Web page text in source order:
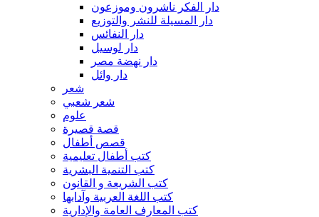
دار الفكر ناشرون وموزعون
دار المسيلة للنشر والتوزيع
دار النفائس
دار لوسيل
دار نهضة مصر
دار وائل
شعر
شعر شعبي
علوم
قصة قصيرة
قصص أطفال
كتب أطفال تعليمية
كتب التنمية البشرية
كتب الشريعة و القانون
كتب اللغة العربية وآدابها
كتب المعارف العامة والإدارية